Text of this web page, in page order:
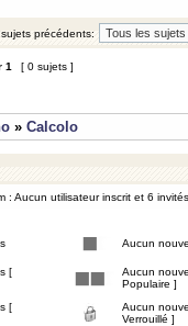
précédents:
1 [ 0 sujets ]
» Calcolo
: Aucun utilisateur inscrit et 6 invités
Aucun
[
Aucun
Populaire ]
[
Aucun
Verrouillé ]